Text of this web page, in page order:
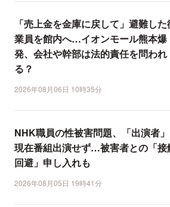
「売上金を金庫に戻して」避難した
業員を館内へ…イオンモール熊本爆
発、会社や幹部は法的責任を問われ
る？
2026年08月06日 10時35分
NHK職員の性被害問題、「出演者
現在番組出演せず…被害者との「接
回避」申し入れも
2026年08月05日 19時41分